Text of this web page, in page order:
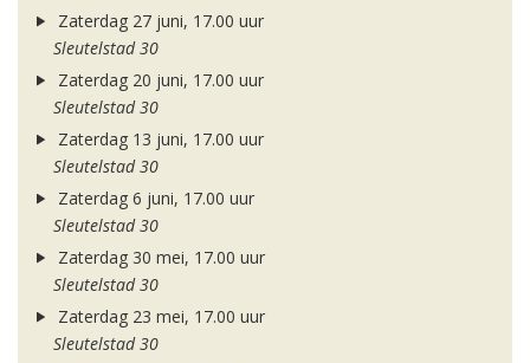
Zaterdag 27 juni, 17.00 uur
Sleutelstad 30
Zaterdag 20 juni, 17.00 uur
Sleutelstad 30
Zaterdag 13 juni, 17.00 uur
Sleutelstad 30
Zaterdag 6 juni, 17.00 uur
Sleutelstad 30
Zaterdag 30 mei, 17.00 uur
Sleutelstad 30
Zaterdag 23 mei, 17.00 uur
Sleutelstad 30